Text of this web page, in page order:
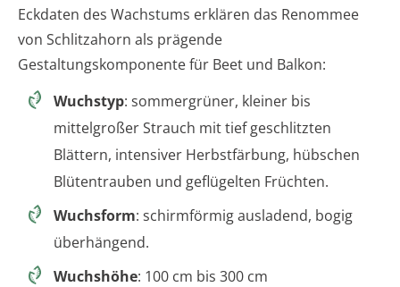
Eckdaten des Wachstums erklären das Renommee
von Schlitzahorn als prägende
Gestaltungskomponente für Beet und Balkon:
Wuchstyp: sommergrüner, kleiner bis
mittelgroßer Strauch mit tief geschlitzten
Blättern, intensiver Herbstfärbung, hübschen
Blütentrauben und geflügelten Früchten.
Wuchsform: schirmförmig ausladend, bogig
überhängend.
Wuchshöhe: 100 cm bis 300 cm